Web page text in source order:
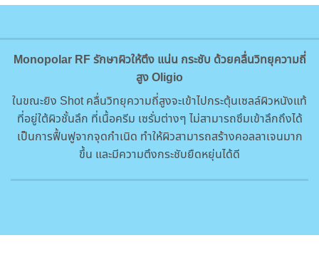
Monopolar​ RF​ รักษาผิวให้ตึง แน่น กระชับ ด้วยคลื่นวิทยุความถี่
สูง Oligio
ในขณะยิง Shot คลื่นวิทยุความถี่สูงจะเข้าไปกระตุ้นเซลล์ผิวหนังแท้
ที่อยู่ใต้ผิวชั้นลึก ที่เนื้อครีม เซรั่มต่างๆ ไม่สามารถซึมเข้าลึกถึงได้
เป็นการฟื้นฟูจากจุดกำเนิด ทำให้ผิวสามารถสร้างคอลลาเจนมาก
ขึ้น และมีความตึงกระชับยืดหยุ่นได้ดี